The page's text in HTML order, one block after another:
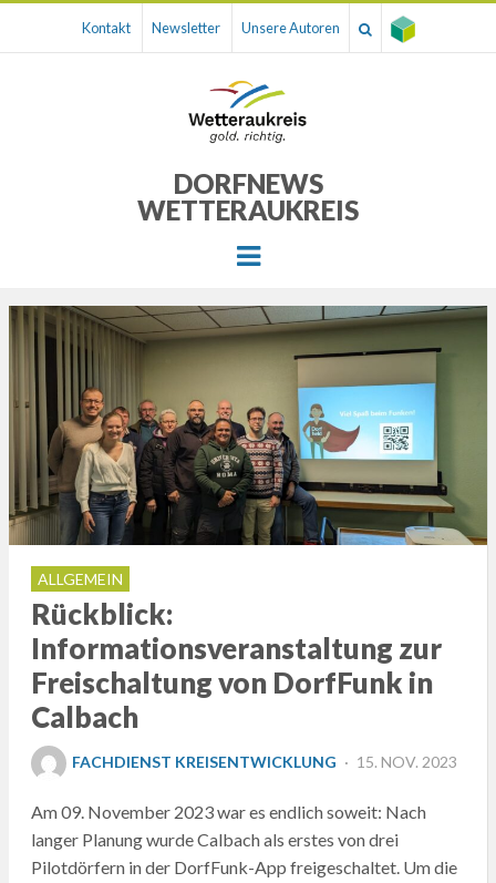
Kontakt Newsletter Unsere Autoren
DORFNEWS
WETTERAUKREIS
Menu
ALLGEMEIN
Rückblick:
Informationsveranstaltung zur
Freischaltung von DorfFunk in
Calbach
FACHDIENST KREISENTWICKLUNG
POSTED
15. NOV. 2023
Am 09. November 2023 war es endlich soweit: Nach
langer Planung wurde Calbach als erstes von drei
Pilotdörfern in der DorfFunk-App freigeschaltet. Um die